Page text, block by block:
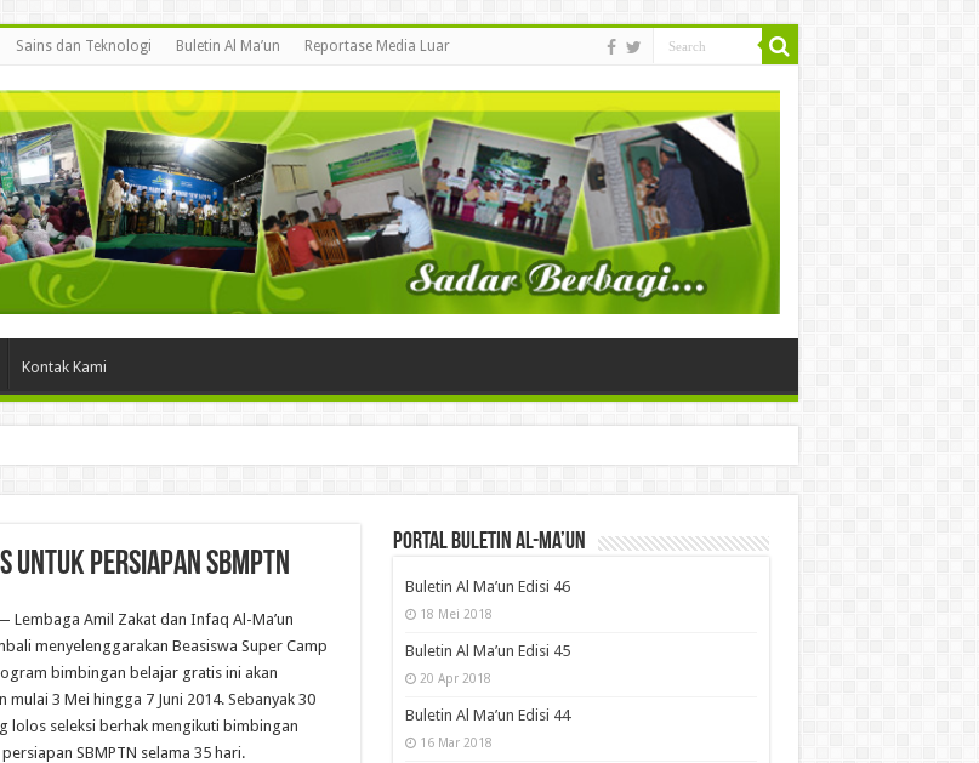
Sains dan Teknologi Buletin Al Ma’un Reportase Media Luar
Kontak Kami
untuk Persiapan SBMPTN
Lembaga Amil Zakat dan Infaq Al-Ma’un
menyelenggarakan Beasiswa Super Camp
bimbingan belajar gratis ini akan
mulai 3 Mei hingga 7 Juni 2014. Sebanyak 30
lolos seleksi berhak mengikuti bimbingan
SBMPTN selama 35 hari.
Portal Buletin Al-Ma’un
Buletin Al Ma’un Edisi 46
18 Mei 2018
Buletin Al Ma’un Edisi 45
20 Apr 2018
Buletin Al Ma’un Edisi 44
16 Mar 2018